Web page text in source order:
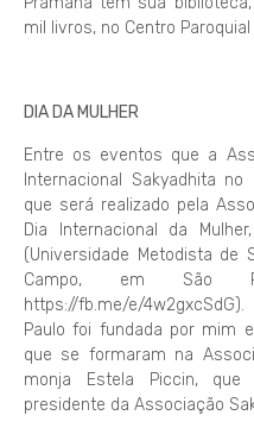
mil livros, no Centro
DIA DA MULHER
Entre os eventos que a
Internacional Sakyadhita no
que será realizado pela
Dia Internacional da
(Universidade Metodista de
Campo, em São
https://fb.me/e/
Paulo foi fundada por mim
que se formaram na
monja Estela Piccin,
presidente da Associação